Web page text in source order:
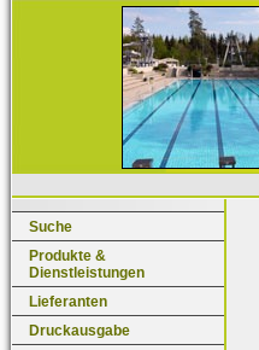
Suche
Produkte &
Dienstleistungen
Lieferanten
Druckausgabe